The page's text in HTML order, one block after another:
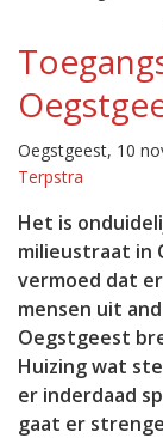
Oegstgeest, 10
Terpstra
Het is
milieustraat in
vermoed dat
mensen uit
Oegstgeest
Huizing wat
er inderdaad
gaat er